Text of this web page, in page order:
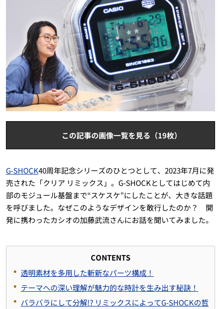
この記事の画像一覧を見る（19枚）
G-SHOCK40周年記念シリーズのひとつとして、2023年7月に発
売された「クリア リミックス」。G-SHOCKとしてはじめて内
部のモジュール基盤まで“スケスケ”にしたことが、大きな話題
を呼びました。なぜこのようなデザインを敢行したのか？ 開
発に携わったカシオの加藤武流さんにお話を聞いてみました。
CONTENTS
透明素材を多用した斬新なパーツ構成！
テーマへの深い理解が魅力的な時計を生み出す秘訣！
バラバラにして分解!? リミックスによってG-SHOCKの哲